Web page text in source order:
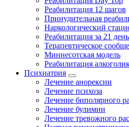
Реабилитация 12 шагов
Принудительная
Наркологический
Реабилитация за 21 день
Терапевтическое
Миннесотская модель
Реабилитация
Психиатрия
Лечение анорексии
Лечение психоза
Лечение биполярного
Лечение булимии
Лечение тревожного